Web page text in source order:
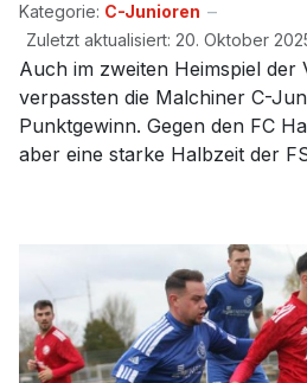
Kategorie: C-Junioren
Zuletzt aktualisiert: 20. Oktober
Auch im zweiten Heimspiel der
verpassten die Malchiner C-
Punktgewinn. Gegen den FC
aber eine starke Halbzeit der